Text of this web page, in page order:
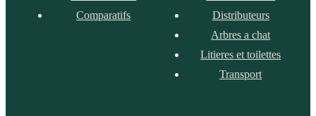
Comparatifs
Distributeurs
Arbres a chat
Litieres et toilettes
Transport